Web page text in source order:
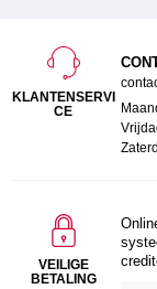
KLANTENSERVI
CE
VEILIGE
BETALING